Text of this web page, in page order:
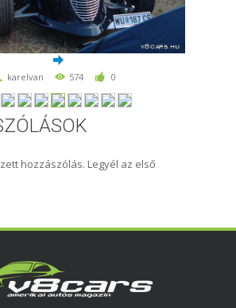
karelvan 574 0
hozzászólás. Legyél az első